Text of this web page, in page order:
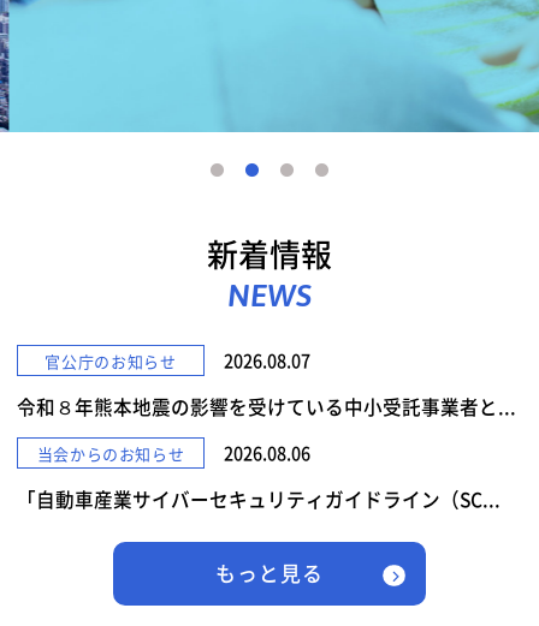
新着情報
NEWS
官公庁のお知らせ 2026.08.07
令和８年熊本地震の影響を受けている中小受託事業者と...
当会からのお知らせ 2026.08.06
「自動車産業サイバーセキュリティガイドライン（SC...
もっと見る